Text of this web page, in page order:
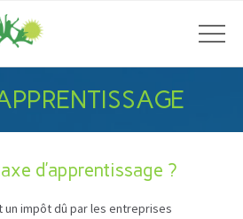
d’apprentissage ?
un impôt dû par les entreprises